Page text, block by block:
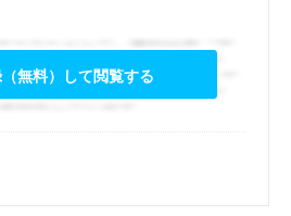
無料）して閲覧する